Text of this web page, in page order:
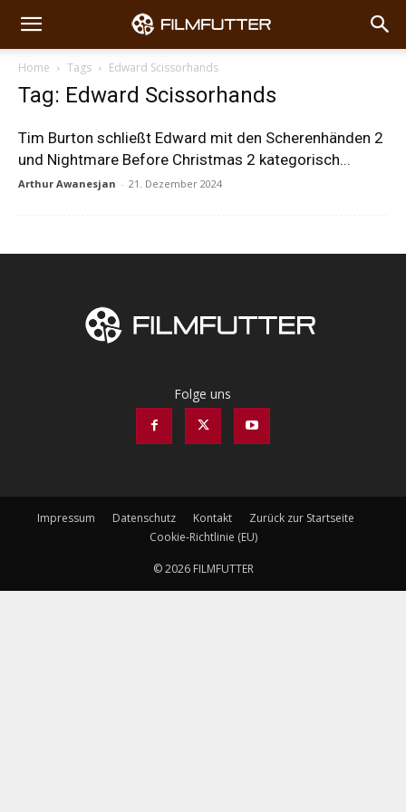
Home Tags Edward Scissorhands
Tag: Edward Scissorhands
Tim Burton schließt Edward mit den Scherenhänden 2
und Nightmare Before Christmas 2 kategorisch...
Arthur Awanesjan - 21. Dezember 2024
Folge uns
Impressum Datenschutz Kontakt
Zurück zur Startseite
Cookie-Richtlinie (EU)
© 2026 FILMFUTTER